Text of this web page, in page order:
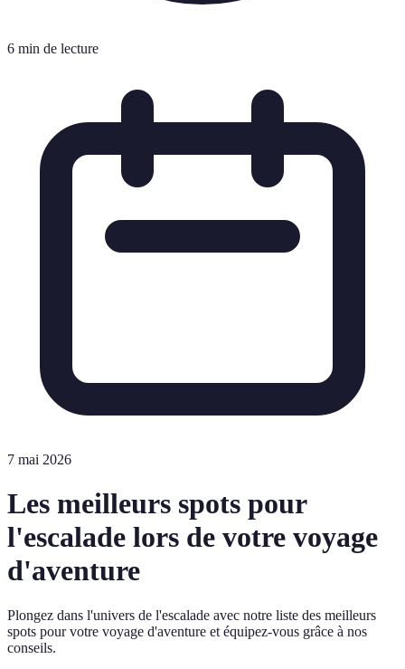
6 min de lecture
7 mai 2026
Les meilleurs spots pour
l'escalade lors de votre voyage
d'aventure
Plongez dans l'univers de l'escalade avec notre liste des meilleurs
spots pour votre voyage d'aventure et équipez-vous grâce à nos
conseils.